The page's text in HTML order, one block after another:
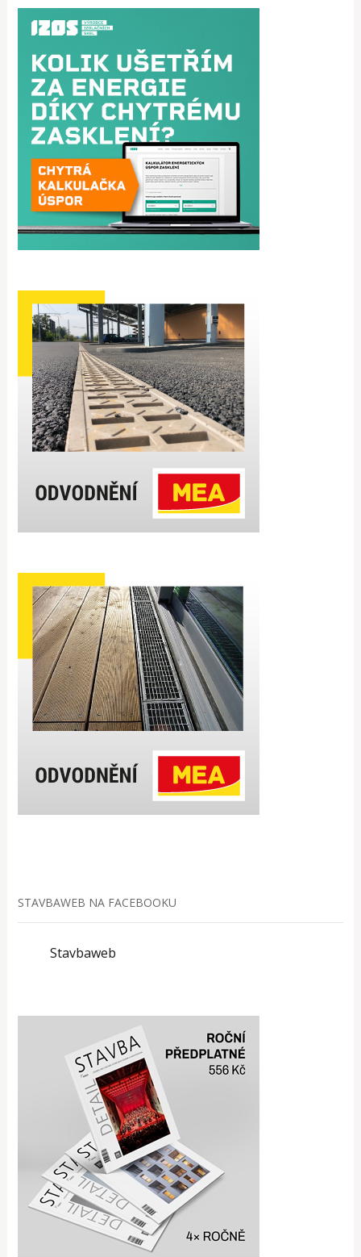
STAVBAWEB NA FACEBOOKU
Stavbaweb